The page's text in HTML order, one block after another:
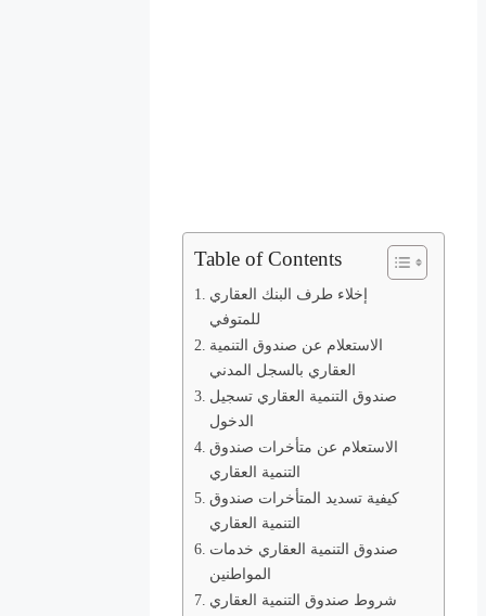
Table of Contents
إخلاء طرف البنك العقاري
للمتوفي
الاستعلام عن صندوق التنمية
العقاري بالسجل المدني
صندوق التنمية العقاري تسجيل
الدخول
الاستعلام عن متأخرات صندوق
التنمية العقاري
كيفية تسديد المتأخرات صندوق
التنمية العقاري
صندوق التنمية العقاري خدمات
المواطنين
شروط صندوق التنمية العقاري